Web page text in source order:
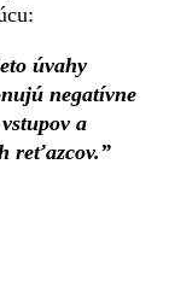
úvahy
negatívne
a
reťazcov.”